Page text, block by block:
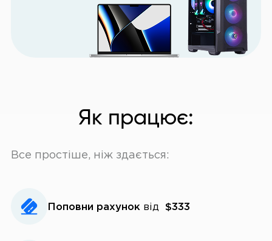
Як працює:
Все простіше, ніж здається:
Поповни рахунок від $333